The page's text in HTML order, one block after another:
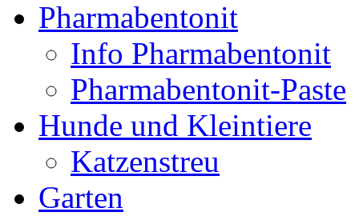
Pharmabentonit
Info Pharmabentonit
Pharmabentonit-Paste
Hunde und Kleintiere
Katzenstreu
Garten